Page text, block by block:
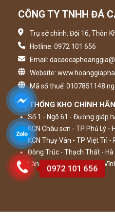
CÔNG TY TNHH ĐÁ
Trụ sở chính: Đội 16, Thôn
Hotline: 0972 101 656
Email:
Website:
Mã số thuế: 0107851148
HỆ THỐNG KHO CHÍNH
Số 1 - Ngõ 61 - Đường giáp
KCN Châu sơn - TP Phủ Lý -
KCN Thụy Vân - TP Việt Trì -
Đông Trúc - Thạch Thất - Hà
Làng nghề đá Minh Tân -
0972 101 656